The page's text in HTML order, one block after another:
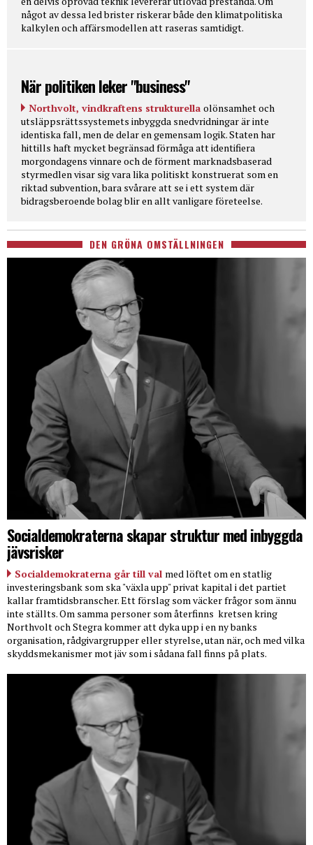
något av dessa led brister riskerar både den klimatpolitiska
kalkylen och affärsmodellen att raseras samtidigt.
När politiken leker "business"
Northvolt, vindkraftens strukturella olönsamhet och
utsläppsrättssystemets inbyggda snedvridningar är inte
identiska fall, men de delar en gemensam logik. Staten har
hittills haft mycket begränsad förmåga att identifiera
morgondagens vinnare och de förment marknadsbaserad
styrmedlen visar sig vara lika politiskt konstruerat som en
riktad subvention, bara svårare att se i ett system där
bidragsberoende bolag blir en allt vanligare företeelse.
DEN GRÖNA OMSTÄLLNINGEN
Socialdemokraterna skapar struktur med inbyggda
jävsrisker
Socialdemokraterna går till val med löftet om en statlig
investeringsbank som ska "växla upp" privat kapital i det partiet
kallar framtidsbranscher. Ett förslag som väcker frågor som ännu
inte ställts. Om samma personer som återfinns kretsen kring
Northvolt och Stegra kommer att dyka upp i en ny banks
organisation, rådgivargrupper eller styrelse, utan när, och med vilka
skyddsmekanismer mot jäv som i sådana fall finns på plats.